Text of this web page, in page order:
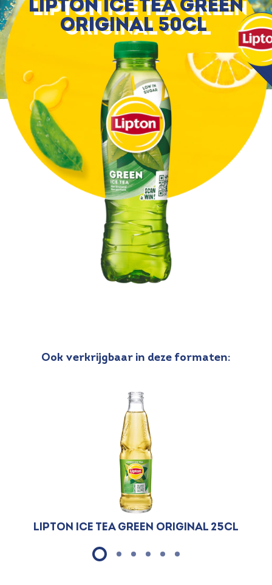
Lipton Ice Tea Green
Original 50cl
Ook verkrijgbaar in deze formaten:
Lipton Ice Tea Green Original 25cl